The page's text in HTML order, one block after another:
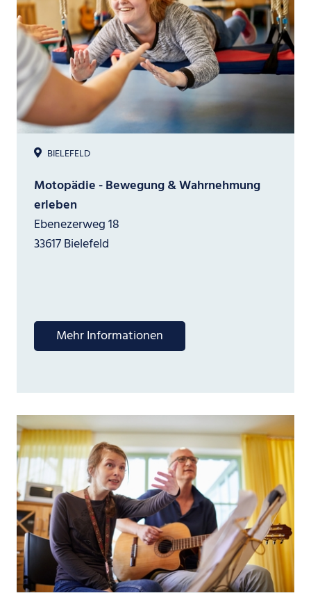
BIELEFELD
Motopädie - Bewegung & Wahrnehmung
erleben
Ebenezerweg 18
33617 Bielefeld
Mehr Informationen